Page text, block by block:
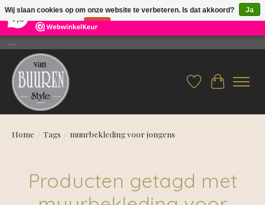
26 Reviews ×
....
Verlanglijst
Home / Tags / muurbekleding voor jongens
Producten getagd met
Wij slaan cookies op om onze website te verbeteren. Is dat akkoord?
Ja
Nee